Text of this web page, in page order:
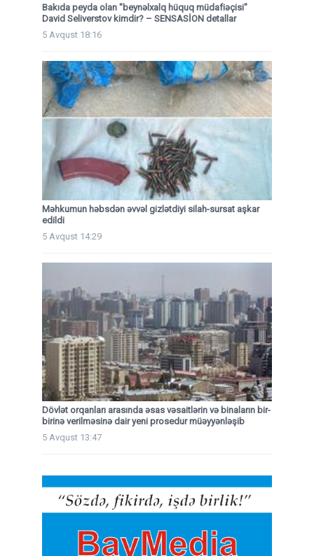
Bakıda peyda olan "beynəlxalq hüquq müdafiəçisi"
David Seliverstov kimdir? – SENSASİON detallar
5 Avqust 18:16
Məhkumun həbsdən əvvəl gizlətdiyi silah-sursat aşkar
edildi
5 Avqust 14:29
Dövlət orqanları arasında əsas vəsaitlərin və binaların bir-
birinə verilməsinə dair yeni prosedur müəyyənləşib
5 Avqust 13:47